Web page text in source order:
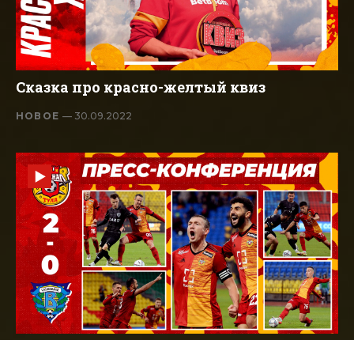
Сказка про красно-желтый квиз
НОВОЕ— 30.09.2022